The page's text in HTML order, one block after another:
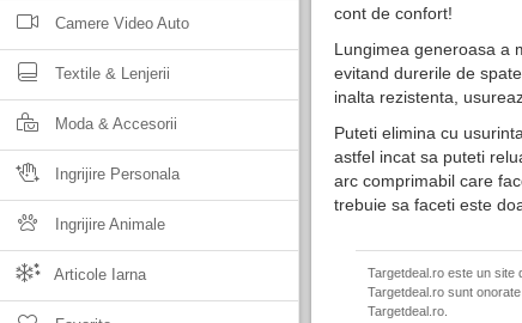
Camere Video Auto
Textile & Lenjerii
Moda & Accesorii
Ingrijire Personala
Ingrijire Animale
Articole Iarna
cont de confort!
Lungimea generoasa a
evitand durerile de
inalta rezistenta,
Puteti elimina cu
astfel incat sa puteti
arc comprimabil care
trebuie sa faceti este
Targetdeal.ro este un site
Targetdeal.ro sunt
Targetdeal.ro.